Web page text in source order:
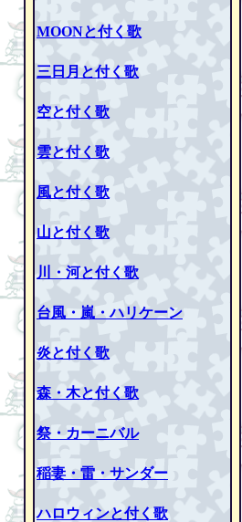
MOONと付く歌
三日月と付く歌
空と付く歌
雲と付く歌
風と付く歌
山と付く歌
川・河と付く歌
台風・嵐・ハリケーン
炎と付く歌
森・木と付く歌
祭・カーニバル
稲妻・雷・サンダー
ハロウィンと付く歌